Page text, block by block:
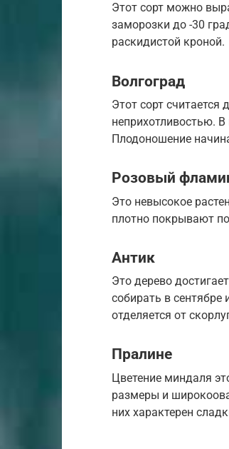
Этот сорт можно
заморозки до -30
раскидистой кроной.
Волгоград
Этот сорт считается
неприхотливостью.
Плодоношение
Розовый
Это невысокое
плотно покрывают
Антик
Это дерево
собирать в
отделяется от
Пралине
Цветение миндаля
размеры и
них характерен